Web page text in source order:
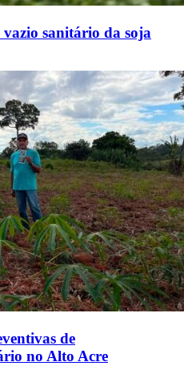
sanitário da soja
de
no Alto Acre